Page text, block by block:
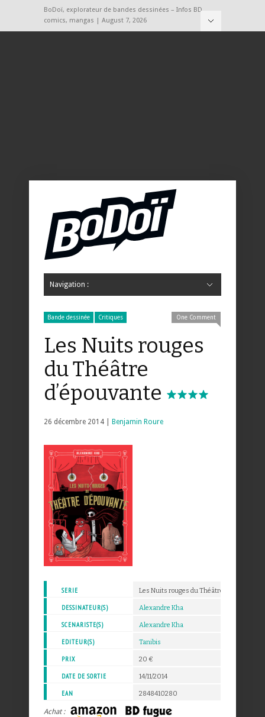
BoDoï, explorateur de bandes dessinées – Infos BD,
comics, mangas | August 7, 2026
Navigation :
Bande dessinée Critiques One Comment
Les Nuits rouges
du Théâtre
d’épouvante
26 décembre 2014 | Benjamin Roure
SERIE Les Nuits rouges du Théâtre d'épouvante
DESSINATEUR(S) Alexandre Kha
SCENARISTE(S) Alexandre Kha
EDITEUR(S) Tanibis
PRIX 20 €
DATE DE SORTIE 14/11/2014
EAN 2848410280
Achat :